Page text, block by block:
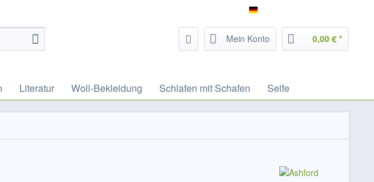
Mein Konto 0,00 € *
Literatur Woll-Bekleidung Schlafen mit Schafen Seife